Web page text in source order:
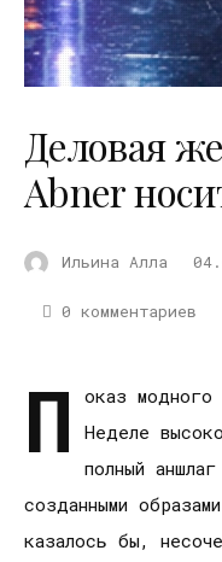
Деловая
Abner
Ильина Алла
0 комментариев
П
оказ
Неделе
полный
созданными
казалось бы,